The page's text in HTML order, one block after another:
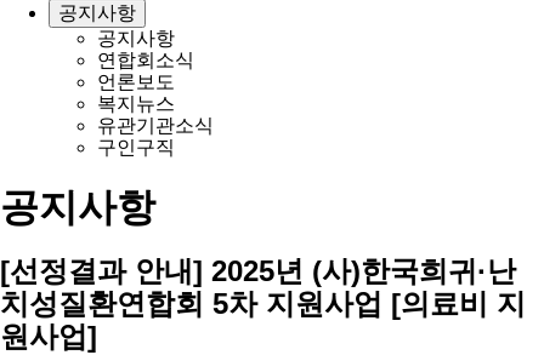
공지사항
공지사항
연합회소식
언론보도
복지뉴스
유관기관소식
구인구직
공지사항
[선정결과 안내] 2025년 (사)한국희귀·난
치성질환연합회 5차 지원사업 [의료비 지
원사업]